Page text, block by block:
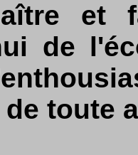
et
de
toute